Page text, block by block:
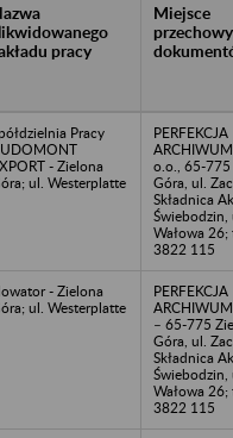
pracy
Miejsce
Pracy
- Zielona
ul. Westerplatte
PERFEKCJA
o.o., 65-775
Góra, ul.
Składnica
Świebodzin,
Wałowa
3822 115
- Zielona
ul. Westerplatte
PERFEKCJA
ARCHIWUM
– 65-775
Góra, ul.
Składnica
Świebodzin,
Wałowa
3822 115